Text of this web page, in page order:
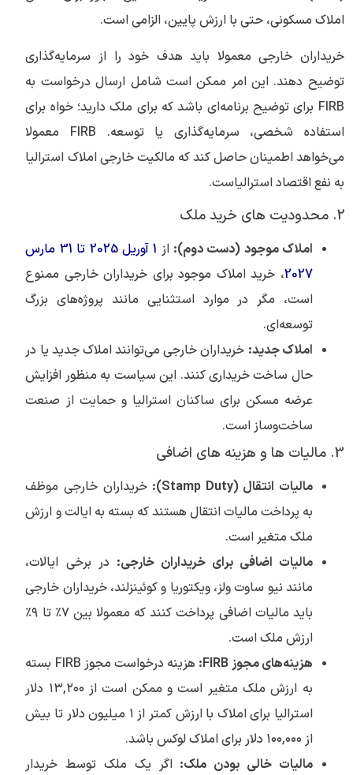
املاک مسکونی، حتی با ارزش پایین، الزامی است.
خریداران خارجی معمولا باید هدف خود را از سرمایه‌گذاری
توضیح دهند. این امر ممکن است شامل ارسال درخواست به
FIRB برای توضیح برنامه‌ای باشد که برای ملک دارید؛ خواه برای
استفاده شخصی، سرمایه‌گذاری یا توسعه. FIRB معمولا
می‌خواهد اطمینان حاصل کند که مالکیت خارجی املاک استرالیا
به نفع اقتصاد استرالیاست.
2. محدودیت های خرید ملک
املاک موجود (دست دوم): از
1 آوریل 2025 تا 31 مارس
2027، خرید املاک موجود برای خریداران خارجی ممنوع
است، مگر در موارد استثنایی مانند پروژه‌های بزرگ
توسعه‌ای.
املاک جدید: خریداران خارجی می‌توانند املاک جدید یا در
حال ساخت خریداری کنند. این سیاست به منظور افزایش
عرضه مسکن برای ساکنان استرالیا و حمایت از صنعت
ساخت‌وساز است.
3. مالیات ها و هزینه های اضافی
مالیات انتقال (Stamp Duty):
خریداران خارجی موظف
به پرداخت مالیات انتقال هستند که بسته به ایالت و ارزش
ملک متغیر است.
مالیات اضافی برای خریداران خارجی: در برخی ایالات،
مانند نیو ساوت ولز، ویکتوریا و کوئینزلند، خریداران خارجی
باید مالیات اضافی پرداخت کنند که معمولا بین ۷٪ تا ۹٪
ارزش ملک است.
هزینه‌های مجوز FIRB:
هزینه درخواست مجوز FIRB بسته
به ارزش ملک متغیر است و ممکن است از ۱۳,۲۰۰ دلار
استرالیا برای املاک با ارزش کمتر از ۱ میلیون دلار تا بیش
از ۱۰۰,۰۰۰ دلار برای املاک لوکس باشد.
مالیات خالی بودن ملک: اگر یک ملک توسط خریدار